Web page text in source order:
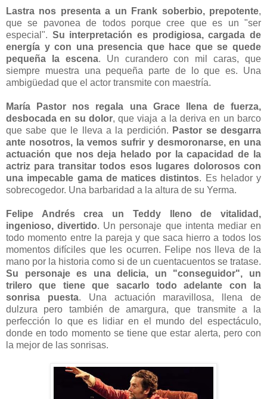
Lastra nos presenta a un Frank soberbio, prepotente,
que se pavonea de todos porque cree que es un "ser
especial". Su interpretación es prodigiosa, cargada de
energía y con una presencia que hace que se quede
pequeña la escena. Un curandero con mil caras, que
siempre muestra una pequeña parte de lo que es. Una
ambigüedad que el actor transmite con maestría.
María Pastor nos regala una Grace llena de fuerza,
desbocada en su dolor, que viaja a la deriva en un barco
que sabe que le lleva a la perdición. Pastor se desgarra
ante nosotros, la vemos sufrir y desmoronarse, en una
actuación que nos deja helado por la capacidad de la
actriz para transitar todos esos lugares dolorosos con
una impecable gama de matices distintos. Es helador y
sobrecogedor. Una barbaridad a la altura de su Yerma.
Felipe Andrés crea un Teddy lleno de vitalidad,
ingenioso, divertido. Un personaje que intenta mediar en
todo momento entre la pareja y que saca hierro a todos los
momentos difíciles que les ocurren. Felipe nos lleva de la
mano por la historia como si de un cuentacuentos se tratase.
Su personaje es una delicia, un "conseguidor", un
trilero que tiene que sacarlo todo adelante con la
sonrisa puesta. Una actuación maravillosa, llena de
dulzura pero también de amargura, que transmite a la
perfección lo que es lidiar en el mundo del espectáculo,
donde en todo momento se tiene que estar alerta, pero con
la mejor de las sonrisas.